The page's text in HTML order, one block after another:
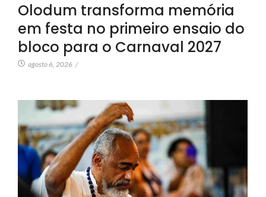
Olodum transforma memória
em festa no primeiro ensaio do
bloco para o Carnaval 2027
agosto 6, 2026 /